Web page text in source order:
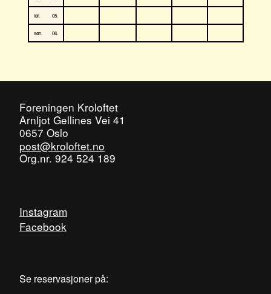
lør. 05.
søn. 06.
Foreningen Kroloftet
Arnljot Gellines Vei 41
0657 Oslo
post@kroloftet.no
Org.nr. 924 524 189
Instagram
Facebook
Se reservasjoner på: